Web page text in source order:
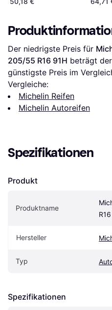
Der niedrigste Preis für
205/55 R16 91H beträgt
günstigste Preis im
Vergleiche:
Michelin Reifen
Michelin Autoreifen
Spezifikationen
Produkt
Produktname
Hersteller
Typ
Spezifikationen